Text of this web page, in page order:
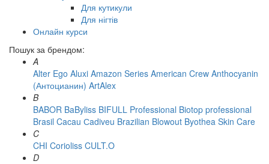
Для кутикули
Для нігтів
Онлайн курси
Пошук за брендом:
A
Alter Ego Aluxi Amazon Series American Crew Anthocyanin
(Антоцианин) ArtAlex
B
BABOR BaByliss BIFULL Professional Biotop professional
Brasil Cacau Сadiveu Brazilian Blowout Byothea Skin Care
C
CHI Corioliss CULT.O
D